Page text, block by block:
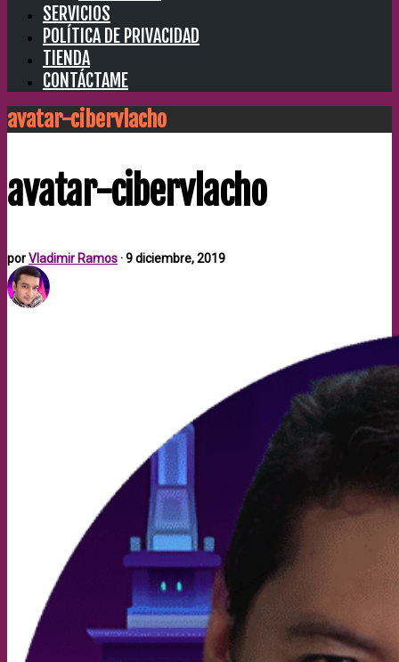
SERVICIOS
POLÍTICA DE PRIVACIDAD
TIENDA
CONTÁCTAME
avatar-cibervlacho
avatar-cibervlacho
porVladimir Ramos·9 diciembre, 2019